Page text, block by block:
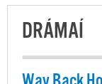
DRÁMAÍ